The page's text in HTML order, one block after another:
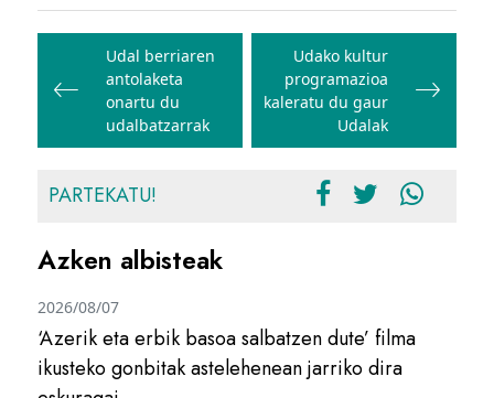
Bidalketetan
zehar
nabigatu
Udal berriaren
antolaketa
onartu du
udalbatzarrak
Udako kultur
programazioa
kaleratu du gaur
Udalak
PARTEKATU!
Azken albisteak
‘Azerik eta erbik basoa salbatzen dute’ filma
ikusteko gonbitak astelehenean jarriko dira
2026/08/07